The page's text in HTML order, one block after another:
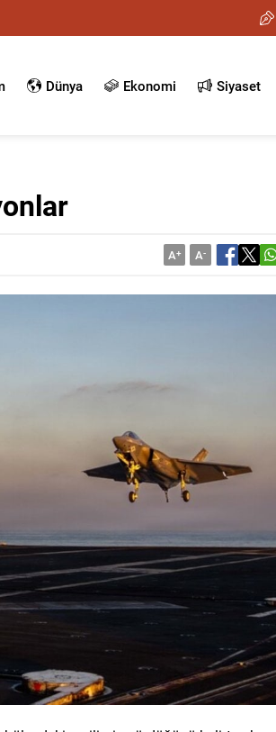
Dünya Ekonomi Siyaset
A+ A-